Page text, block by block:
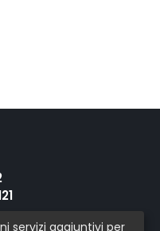
servizi aggiuntivi per